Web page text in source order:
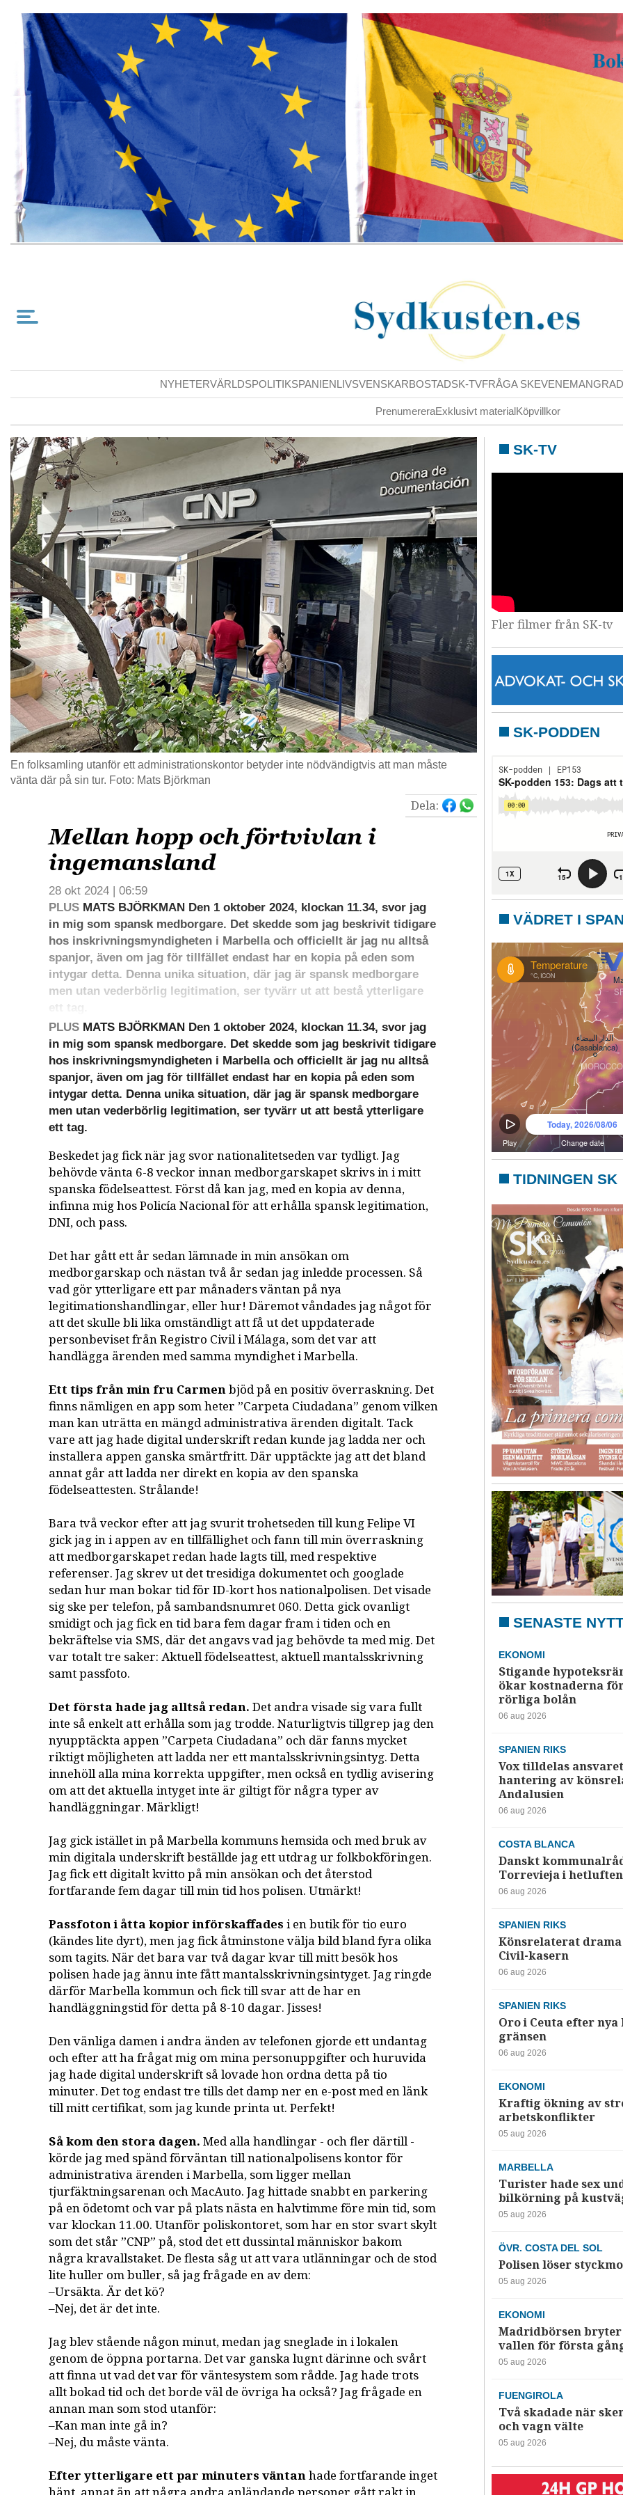
NYHETERVÄRLDSPOLITIKSPANIENLIVSVENSKARBOSTADSK-TVFRÅGA SKEVENEMANG
PrenumereraExklusivt materialKöpvillkor
En folksamling utanför ett administrationskontor betyder inte nödvändigtvis att man måste
vänta där på sin tur. Foto: Mats Björkman
Dela:
Mellan hopp och förtvivlan i
ingemansland
28 okt 2024 | 06:59
PLUS MATS BJÖRKMAN Den 1 oktober 2024, klockan 11.34, svor jag
in mig som spansk medborgare. Det skedde som jag beskrivit tidigare
hos inskrivningsmyndigheten i Marbella och officiellt är jag nu alltså
spanjor, även om jag för tillfället endast har en kopia på eden som
intygar detta. Denna unika situation, där jag är spansk medborgare
men utan vederbörlig legitimation, ser tyvärr ut att bestå ytterligare
PLUS MATS BJÖRKMAN Den 1 oktober 2024, klockan 11.34, svor jag
in mig som spansk medborgare. Det skedde som jag beskrivit tidigare
hos inskrivningsmyndigheten i Marbella och officiellt är jag nu alltså
spanjor, även om jag för tillfället endast har en kopia på eden som
intygar detta. Denna unika situation, där jag är spansk medborgare
men utan vederbörlig legitimation, ser tyvärr ut att bestå ytterligare
ett tag.
Beskedet jag fick när jag svor nationalitetseden var tydligt. Jag
behövde vänta 6-8 veckor innan medborgarskapet skrivs in i mitt
spanska födelseattest. Först då kan jag, med en kopia av denna,
infinna mig hos Policía Nacional för att erhålla spansk legitimation,
DNI, och pass.
Det har gått ett år sedan lämnade in min ansökan om
medborgarskap och nästan två år sedan jag inledde processen. Så
vad gör ytterligare ett par månaders väntan på nya
legitimationshandlingar, eller hur! Däremot våndades jag något för
att det skulle bli lika omständligt att få ut det uppdaterade
personbeviset från Registro Civil i Málaga, som det var att
handlägga ärenden med samma myndighet i Marbella.
Ett tips från min fru Carmenbjöd på en positiv överraskning. Det
finns nämligen en app som heter ”Carpeta Ciudadana” genom vilken
man kan uträtta en mängd administrativa ärenden digitalt. Tack
vare att jag hade digital underskrift redan kunde jag ladda ner och
installera appen ganska smärtfritt. Där upptäckte jag att det bland
annat går att ladda ner direkt en kopia av den spanska
födelseattesten. Strålande!
Bara två veckor efter att jag svurit trohetseden till kung Felipe VI
gick jag in i appen av en tillfällighet och fann till min överraskning
att medborgarskapet redan hade lagts till, med respektive
referenser. Jag skrev ut det tresidiga dokumentet och googlade
sedan hur man bokar tid för ID-kort hos nationalpolisen. Det visade
sig ske per telefon, på sambandsnumret 060. Detta gick ovanligt
smidigt och jag fick en tid bara fem dagar fram i tiden och en
bekräftelse via SMS, där det angavs vad jag behövde ta med mig. Det
var totalt tre saker: Aktuell födelseattest, aktuell mantalsskrivning
samt passfoto.
Det första hade jag alltså redan. Det andra visade sig vara fullt
inte så enkelt att erhålla som jag trodde. Naturligtvis tillgrep jag den
nyupptäckta appen ”Carpeta Ciudadana” och där fanns mycket
riktigt möjligheten att ladda ner ett mantalsskrivningsintyg. Detta
innehöll alla mina korrekta uppgifter, men också en tydlig avisering
om att det aktuella intyget inte är giltigt för några typer av
handläggningar. Märkligt!
Jag gick istället in på Marbella kommuns hemsida och med bruk av
min digitala underskrift beställde jag ett utdrag ur folkbokföringen.
Jag fick ett digitalt kvitto på min ansökan och det återstod
fortfarande fem dagar till min tid hos polisen. Utmärkt!
Passfoton i åtta kopior införskaffades i en butik för tio euro
(kändes lite dyrt), men jag fick åtminstone välja bild bland fyra olika
som tagits. När det bara var två dagar kvar till mitt besök hos
polisen hade jag ännu inte fått mantalsskrivningsintyget. Jag ringde
därför Marbella kommun och fick till svar att de har en
handläggningstid för detta på 8-10 dagar. Jisses!
Den vänliga damen i andra änden av telefonen gjorde ett undantag
och efter att ha frågat mig om mina personuppgifter och huruvida
jag hade digital underskrift så lovade hon ordna detta på tio
minuter. Det tog endast tre tills det damp ner en e-post med en länk
till mitt certifikat, som jag kunde printa ut. Perfekt!
Så kom den stora dagen. Med alla handlingar - och fler därtill -
körde jag med spänd förväntan till nationalpolisens kontor för
administrativa ärenden i Marbella, som ligger mellan
tjurfäktningsarenan och MacAuto. Jag hittade snabbt en parkering
på en ödetomt och var på plats nästa en halvtimme före min tid, som
var klockan 11.00. Utanför poliskontoret, som har en stor svart skylt
som det står ”CNP” på, stod det ett dussintal människor bakom
några kravallstaket. De flesta såg ut att vara utlänningar och de stod
lite huller om buller, så jag frågade en av dem:
–Ursäkta. Är det kö?
–Nej, det är det inte.
Jag blev stående någon minut, medan jag sneglade in i lokalen
genom de öppna portarna. Det var ganska lugnt därinne och svårt
att finna ut vad det var för väntesystem som rådde. Jag hade trots
allt bokad tid och det borde väl de övriga ha också? Jag frågade en
annan man som stod utanför:
–Kan man inte gå in?
–Nej, du måste vänta.
Efter ytterligare ett par minuters väntanhade fortfarande inget
SK-TV
Fler filmer från SK-tv
SK-PODDEN
VÄDRET I
TIDNINGEN SK
SENASTE
EKONOMI
Stigande
ökar kostnaderna
rörliga bolån
06 aug 2026
SPANIEN RIKS
Vox tilldelas
hantering av
Andalusien
06 aug 2026
COSTA BLANCA
Danskt
Torrevieja i hetluften
06 aug 2026
SPANIEN RIKS
Könsrelaterat
Civil-kasern
06 aug 2026
SPANIEN RIKS
Oro i Ceuta efter
gränsen
06 aug 2026
EKONOMI
Kraftig ökning av
arbetskonflikter
05 aug 2026
MARBELLA
Turister hade sex
bilkörning på
05 aug 2026
ÖVR. COSTA DEL SOL
Polisen löser
05 aug 2026
EKONOMI
Madridbörsen bryter
vallen för första
05 aug 2026
FUENGIROLA
Två skadade när
och vagn välte
05 aug 2026